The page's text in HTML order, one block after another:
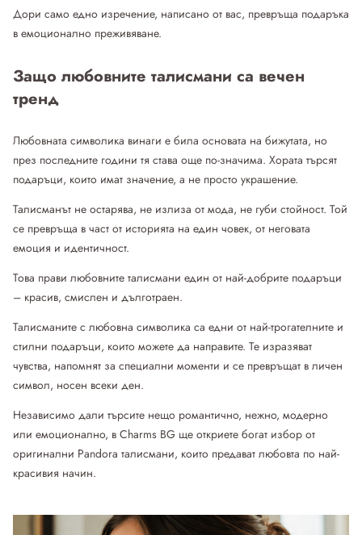
Дори само едно изречение, написано от вас, превръща подаръка
в емоционално преживяване.
Защо любовните талисмани са вечен
тренд
Любовната символика винаги е била основата на бижутата, но
през последните години тя става още по-значима. Хората търсят
подаръци, които имат значение, а не просто украшение.
Талисманът не остарява, не излиза от мода, не губи стойност. Той
се превръща в част от историята на един човек, от неговата
емоция и идентичност.
Това прави любовните талисмани един от най-добрите подаръци
– красив, смислен и дълготраен.
Талисманите с любовна символика са едни от най-трогателните и
стилни подаръци, които можете да направите. Те изразяват
чувства, напомнят за специални моменти и се превръщат в личен
символ, носен всеки ден.
Независимо дали търсите нещо романтично, нежно, модерно
или емоционално, в Charms BG ще откриете богат избор от
оригинални Pandora талисмани, които предават любовта по най-
красивия начин.